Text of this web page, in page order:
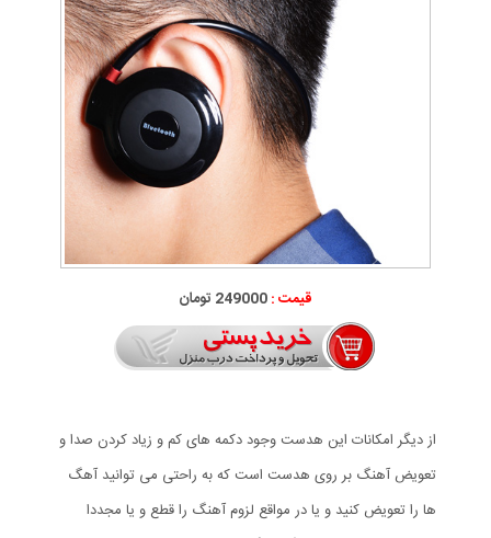
قیمت :249000 تومان
از دیگر امکانات این هدست وجود دکمه های کم و زیاد کردن صدا و
تعویض آهنگ بر روی هدست است که به راحتی می توانید آهگ
ها را تعویض کنید و یا در مواقع لزوم آهنگ را قطع و یا مجددا